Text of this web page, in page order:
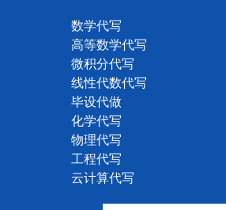
数学代写
高等数学代写
微积分代写
线性代数代写
毕设代做
化学代写
物理代写
工程代写
云计算代写